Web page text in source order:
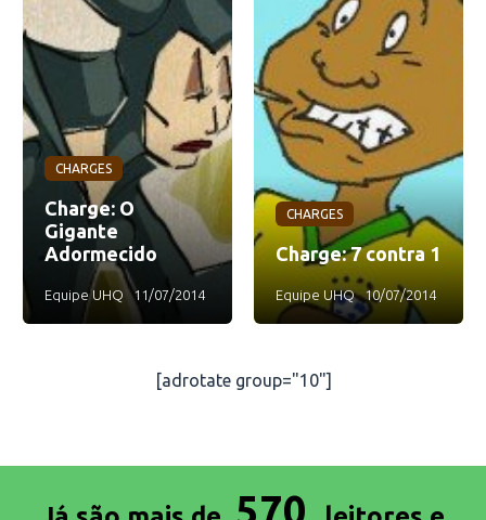
CHARGES
Charge: O
Gigante
Adormecido
Equipe UHQ 11/07/2014
CHARGES
Charge: 7 contra 1
Equipe UHQ 10/07/2014
[adrotate group="10"]
570